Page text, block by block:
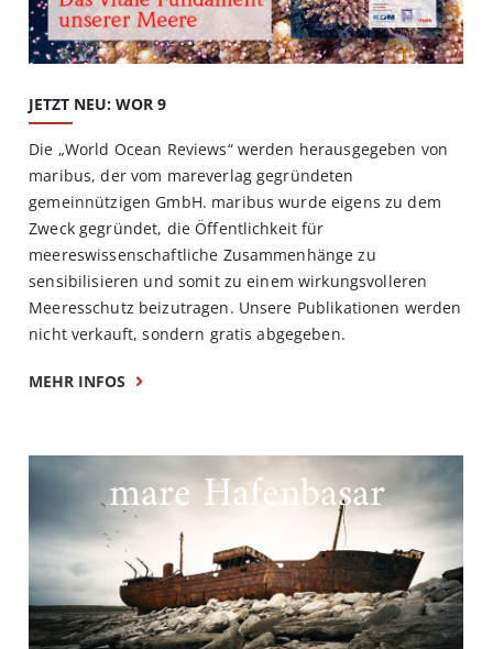
JETZT NEU: WOR 9
Die „World Ocean Reviews“ werden herausgegeben von
maribus, der vom mareverlag gegründeten
gemeinnützigen GmbH. maribus wurde eigens zu dem
Zweck gegründet, die Öffentlichkeit für
meereswissenschaftliche Zusammenhänge zu
sensibilisieren und somit zu einem wirkungsvolleren
Meeresschutz beizutragen. Unsere Publikationen werden
nicht verkauft, sondern gratis abgegeben.
MEHR INFOS
mare Hafenbasar